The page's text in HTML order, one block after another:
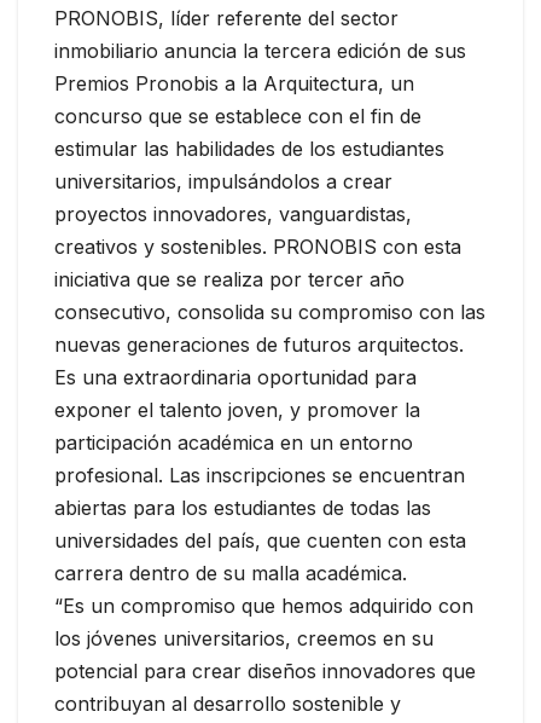
PRONOBIS, líder referente del sector
inmobiliario anuncia la tercera edición de sus
Premios Pronobis a la Arquitectura, un
concurso que se establece con el fin de
estimular las habilidades de los estudiantes
universitarios, impulsándolos a crear
proyectos innovadores, vanguardistas,
creativos y sostenibles. PRONOBIS con esta
iniciativa que se realiza por tercer año
consecutivo, consolida su compromiso con las
nuevas generaciones de futuros arquitectos.
Es una extraordinaria oportunidad para
exponer el talento joven, y promover la
participación académica en un entorno
profesional. Las inscripciones se encuentran
abiertas para los estudiantes de todas las
universidades del país, que cuenten con esta
carrera dentro de su malla académica.
“Es un compromiso que hemos adquirido con
los jóvenes universitarios, creemos en su
potencial para crear diseños innovadores que
contribuyan al desarrollo sostenible y